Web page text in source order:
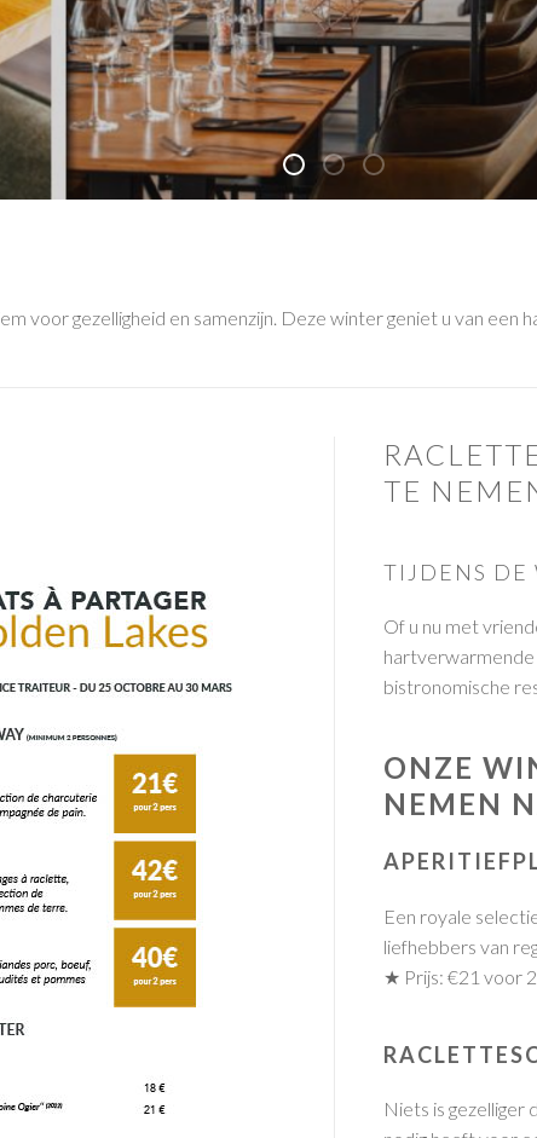
Restaurant du Golden
Restaurant La
La brasserie des
voor gezelligheid en samenzijn. Deze winter geniet u van
TE
TIJDENS DE
Of u nu met
hartverwarmende
bistronomische
ONZE
NEMEN
Een royale
liefhebbers van
★ Prijs: €21 voor
Niets is gezelliger